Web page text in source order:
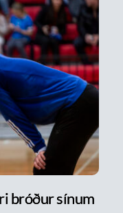
bróður sínum